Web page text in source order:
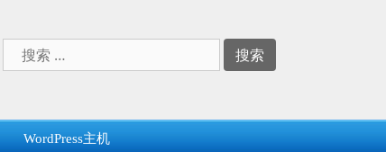
索：
WordPress主机